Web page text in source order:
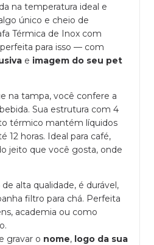
na temperatura ideal e
único e cheio de
Térmica de Inox com
para isso — com
e imagem do seu pet
na tampa, você confere a
Sua estrutura com 4
térmico mantém líquidos
12 horas. Ideal para café,
jeito que você gosta, onde
alta qualidade, é durável,
filtro para chá. Perfeita
academia ou como
gravar o nome, logo da sua